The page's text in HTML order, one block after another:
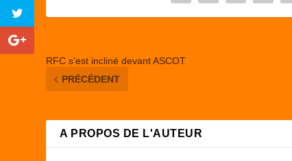
RFC s’est incliné devant ASCOT
PRÉCÉDENT
A PROPOS DE L'AUTEUR